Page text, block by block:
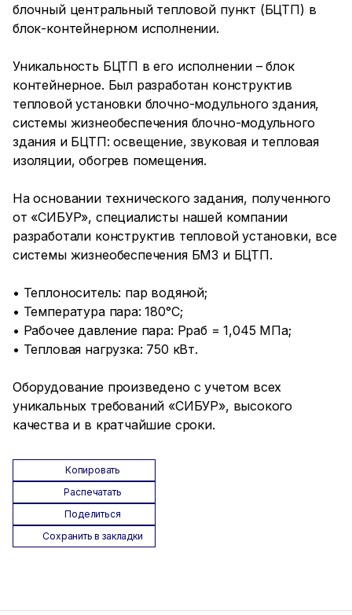
блочный центральный тепловой пункт (БЦТП) в
блок-контейнерном исполнении.
Уникальность БЦТП в его исполнении – блок
контейнерное. Был разработан конструктив
тепловой установки блочно-модульного здания,
системы жизнеобеспечения блочно-модульного
здания и БЦТП: освещение, звуковая и тепловая
изоляции, обогрев помещения.
На основании технического задания, полученного
от «СИБУР», специалисты нашей компании
разработали конструктив тепловой установки, все
системы жизнеобеспечения БМЗ и БЦТП.
• Теплоноситель: пар водяной;
• Температура пара: 180°C;
• Рабочее давление пара: Рраб = 1,045 МПа;
• Тепловая нагрузка: 750 кВт.
Оборудование произведено с учетом всех
уникальных требований «СИБУР», высокого
качества и в кратчайшие сроки.
Копировать
Распечатать
Поделиться
Сохранить в закладки